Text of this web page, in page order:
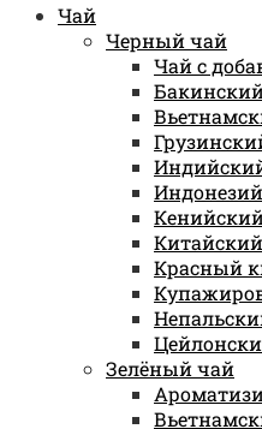
Чай
Черный чай
Чай с
Красный
Зелёный чай